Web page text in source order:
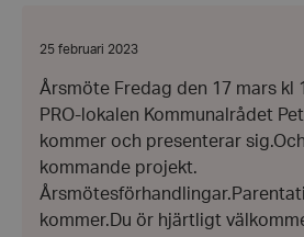
Datum:
februari
25 februari 2023
Årsmöte Fredag den 17 mars kl
PRO-lokalen Kommunalrådet
kommer och presenterar
kommande projekt.
kommer.Du ör hjärtligt